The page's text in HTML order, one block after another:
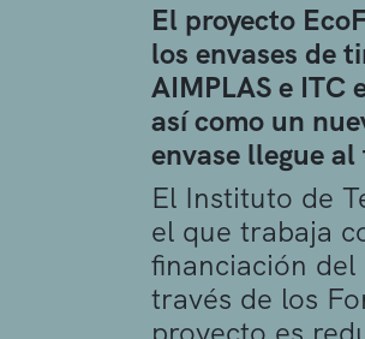
El proyecto
los envases de
AIMPLAS e ITC
así como un
envase llegue
El Instituto de
el que trabaja
financiación
través de los